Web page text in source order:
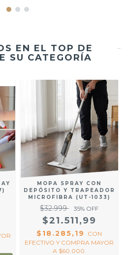
EN EL TOP DE
SU CATEGORÍA
MOPA SPRAY CON
DEPÓSITO Y TRAPEADOR
MICROFIBRA (UT-1033)
$32.999 35% OFF
$21.511,99
$18.285,19
CON
EFECTIVO Y COMPRA MAYOR
A $60.000.